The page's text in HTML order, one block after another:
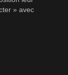
» avec